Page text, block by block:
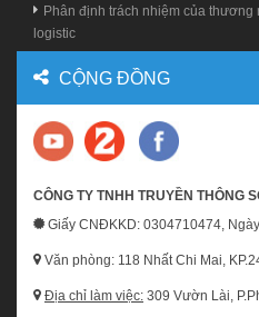
Phân định trách nhiệm của
logistic
CỘNG ĐỒNG
CÔNG TY TNHH TRUYỀN THÔNG
Giấy CNĐKKD: 0304710474,
Văn phòng: 118 Nhất Chi Mai,
Địa chỉ làm việc: 309 Vườn Lài,